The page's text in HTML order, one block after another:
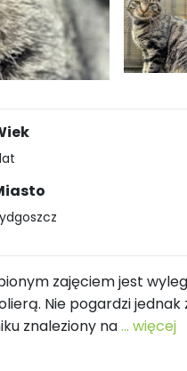
zajęciem jest
Nie pogardzi
znaleziony na... więcej